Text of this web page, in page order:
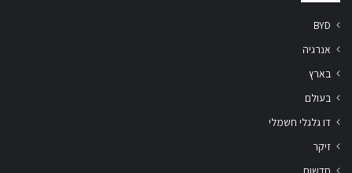
BYD
אנרגיה
בארץ
בעולם
דו גלגלי חשמלי
זיקר